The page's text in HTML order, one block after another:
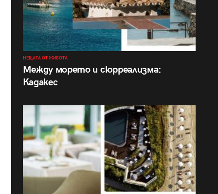
НЕЩАТА ОТ ЖИВОТА
Между морето и сюрреализма:
Кадакес